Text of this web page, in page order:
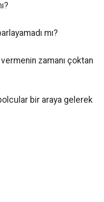
mı?
zamanı çoktan
bir araya gelerek